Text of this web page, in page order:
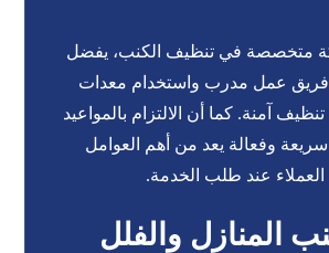
متخصصة في تنظيف الكنب، يفضل
فريق عمل مدرب واستخدام معدات
آمنة. كما أن الالتزام بالمواعيد
وفعالة يعد من أهم العوامل
العملاء عند طلب الخدمة.
المنازل والفلل